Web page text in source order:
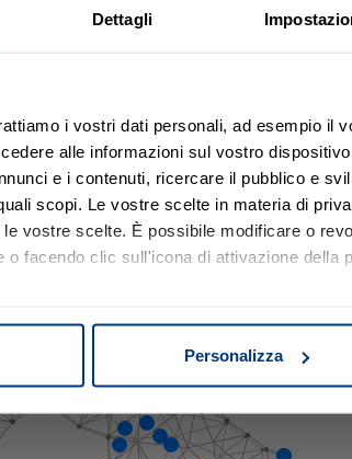
Dettagli
i vostri dati personali, ad esempio il
alle informazioni sul vostro
e i contenuti, ricercare il pubblico e
scopi. Le vostre scelte in materia di
vostre scelte. È possibile modificare o
o facendo clic sull'icona di attivazione della
scansionandolo attivamente alla
elaborati i tuoi dati personali e imposta le tue
in qualsiasi momento dalla
Personalizza
La nostra presenza
e consulenti distribuiti sul territorio
sulla mappa e scopri l'indirizzo della
comprendere e
in sicurezza.
passo.